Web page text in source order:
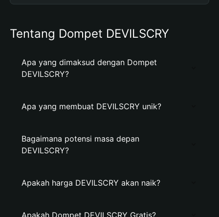
Tentang Dompet DEVILSCRY
Apa yang dimaksud dengan Dompet
DEVILSCRY?
Apa yang membuat DEVILSCRY unik?
Bagaimana potensi masa depan
DEVILSCRY?
Apakah harga DEVILSCRY akan naik?
Apakah Dompet DEVILSCRY Gratis?